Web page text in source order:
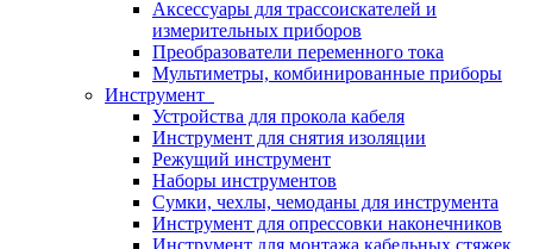
Аксессуары для трассоискателей и
измерительных приборов
Преобразователи переменного тока
Мультиметры, комбинированные приборы
Инструмент
Устройства для прокола кабеля
Инструмент для снятия изоляции
Режущий инструмент
Наборы инструментов
Сумки, чехлы, чемоданы для инструмента
Инструмент для опрессовки наконечников
Инструмент для монтажа кабельных стяжек